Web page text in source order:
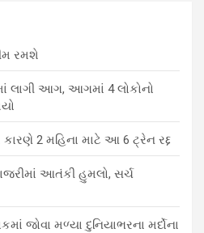
રમશે
લાગી આગ, આગમાં 4 લોકોનો
કારણે 2 મહિના માટે આ 6 ટ્રેન રદ્દ
આતંકી હુમલો, સર્ચ
જોવા મળ્યા દુનિયાભરના મર્દોના